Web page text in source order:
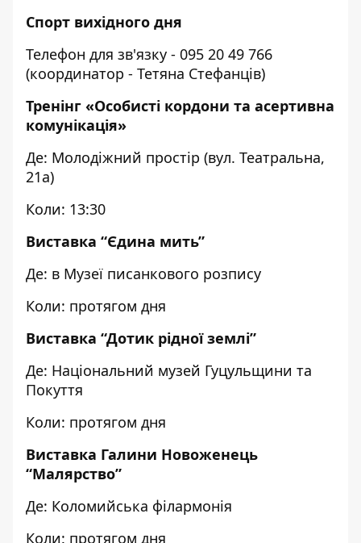
Спорт вихідного дня
Телефон для зв'язку - 095 20 49 766
(координатор - Тетяна Стефанців)
Тренінг «Особисті кордони та асертивна
комунікація»
Де: Молодіжний простір (вул. Театральна,
21а)
Коли: 13:30
Виставка “Єдина мить”
Де: в Музеї писанкового розпису
Коли: протягом дня
Виставка “Дотик рідної землі”
Де: Національний музей Гуцульщини та
Покуття
Коли: протягом дня
Виставка Галини Новоженець
“Малярство”
Де: Коломийська філармонія
Коли: протягом дня